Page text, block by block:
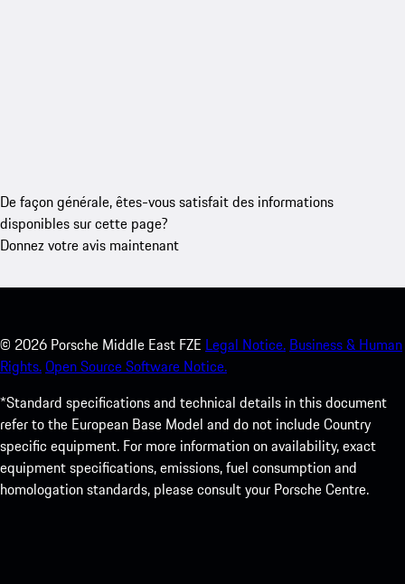
De façon générale, êtes-vous satisfait des informations
disponibles sur cette page?
Donnez votre avis maintenant
© 2026 Porsche Middle East FZE Legal Notice. Business & Human
Rights.Open Source Software Notice.
*Standard specifications and technical details in this document
refer to the European Base Model and do not include Country
specific equipment. For more information on availability, exact
equipment specifications, emissions, fuel consumption and
homologation standards, please consult your Porsche Centre.